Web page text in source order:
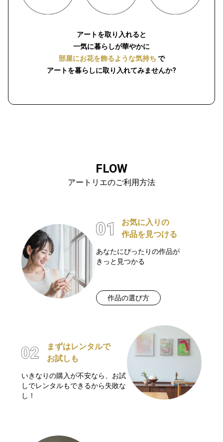
アートを取り入れると
一気に暮らしが華やかに
部屋にお花を飾るような気持ち で
アートを暮らしに取り入れてみませんか?
FLOW
アートリエのご利用方法
お気に入りの
作品を見つける
あなたにぴったりの作品が
きっと見つかる
作品の選び方
まずはレンタルで
お試しも
いきなりの購入が不安なら、お試
しでレンタルもできるから失敗な
し！